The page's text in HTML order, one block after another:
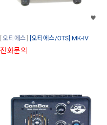
오티에스 [오티에스/OTS] MK-IV
전화문의